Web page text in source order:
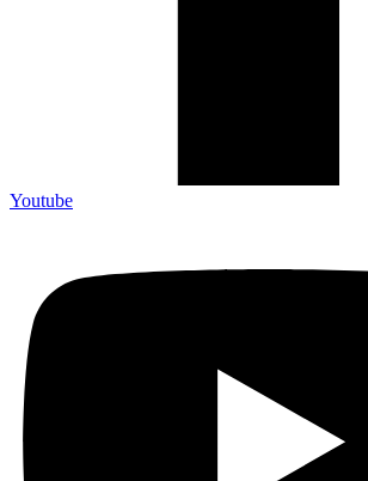
Youtube